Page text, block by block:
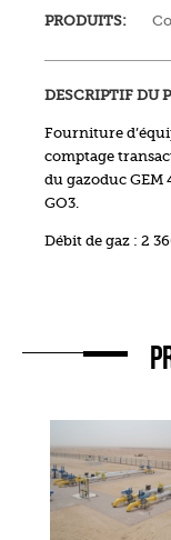
PRODUITS:
DESCRIPTIF DU
Fourniture
comptage
du gazoduc GEM
GO3.
Débit de gaz : 2